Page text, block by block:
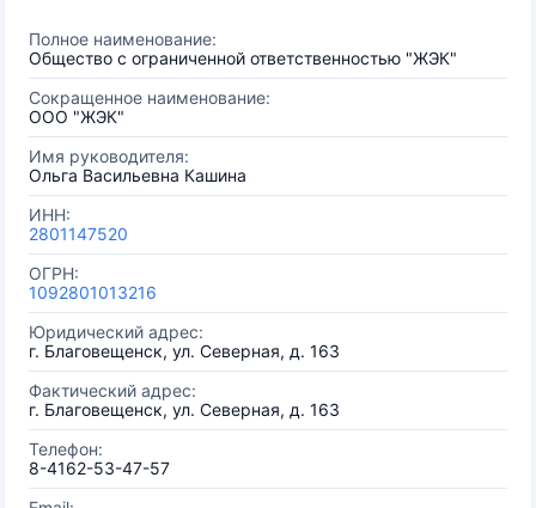
Полное наименование:
Общество с ограниченной ответственностью "ЖЭК"
Сокращенное наименование:
ООО "ЖЭК"
Имя руководителя:
Ольга Васильевна Кашина
ИНН:
2801147520
ОГРН:
1092801013216
Юридический адрес:
г. Благовещенск, ул. Северная, д. 163
Фактический адрес:
г. Благовещенск, ул. Северная, д. 163
Телефон:
8-4162-53-47-57